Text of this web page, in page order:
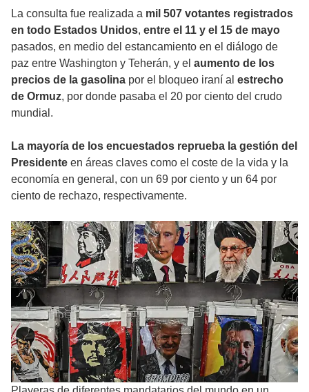
La consulta fue realizada a mil 507 votantes registrados
en todo Estados Unidos, entre el 11 y el 15 de mayo
pasados, en medio del estancamiento en el diálogo de
paz entre Washington y Teherán, y el aumento de los
precios de la gasolina por el bloqueo iraní al estrecho
de Ormuz, por donde pasaba el 20 por ciento del crudo
mundial.
La mayoría de los encuestados reprueba la gestión del
Presidente en áreas claves como el coste de la vida y la
economía en general, con un 69 por ciento y un 64 por
ciento de rechazo, respectivamente.